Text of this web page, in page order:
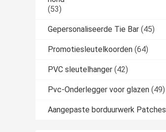
(53)
Gepersonaliseerde Tie Bar (45)
Promotiesleutelkoorden (64)
PVC sleutelhanger (42)
Pvc-Onderlegger voor glazen (49)
Aangepaste borduurwerk Patches